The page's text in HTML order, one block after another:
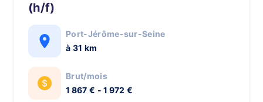
(h/f)
Port-Jérôme-sur-Seine
à 31 km
Brut/mois
1 867 € - 1 972 €